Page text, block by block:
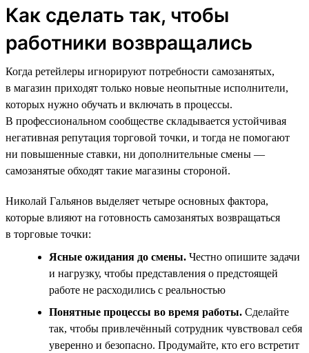
Как сделать так, чтобы
работники возвращались
Когда ретейлеры игнорируют потребности самозанятых,
в магазин приходят только новые неопытные исполнители,
которых нужно обучать и включать в процессы.
В профессиональном сообществе складывается устойчивая
негативная репутация торговой точки, и тогда не помогают
ни повышенные ставки, ни дополнительные смены —
самозанятые обходят такие магазины стороной.
Николай Гальянов выделяет четыре основных фактора,
которые влияют на готовность самозанятых возвращаться
в торговые точки:
Ясные ожидания до смены. Честно опишите задачи
и нагрузку, чтобы представления о предстоящей
работе не расходились с реальностью
Понятные процессы во время работы. Сделайте
так, чтобы привлечённый сотрудник чувствовал себя
уверенно и безопасно. Продумайте, кто его встретит